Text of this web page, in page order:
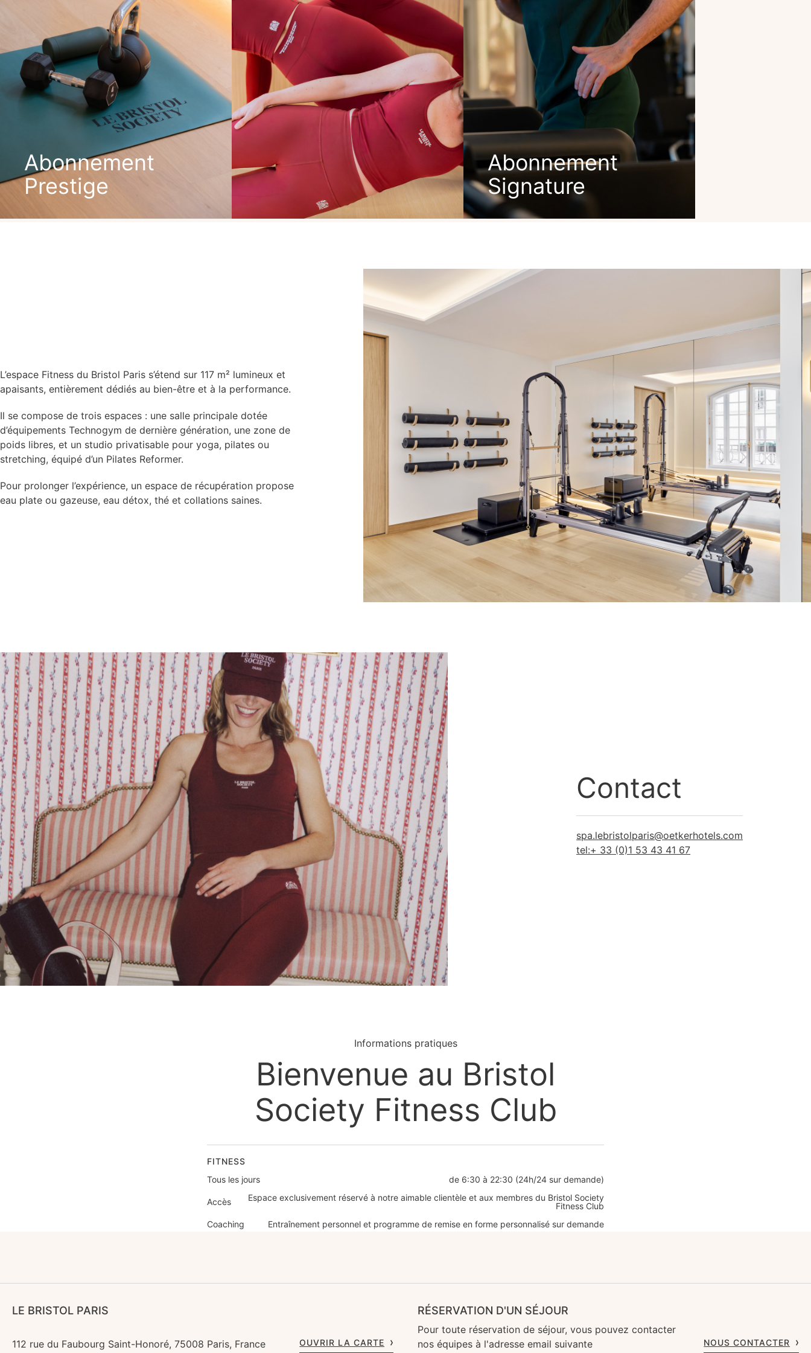
Abonnement
Prestige
Abonnement
Signature
DÉCOUVRIR
L’espace Fitness du Bristol Paris s’étend sur 117 m² lumineux et
apaisants, entièrement dédiés au bien-être et à la performance.
Il se compose de trois espaces : une salle principale dotée
d’équipements Technogym de dernière génération, une zone de
poids libres, et un studio privatisable pour yoga, pilates ou
stretching, équipé d’un Pilates Reformer.
Pour prolonger l’expérience, un espace de récupération propose
eau plate ou gazeuse, eau détox, thé et collations saines.
Contact
spa.lebristolparis@oetkerhotels.com
tel:+ 33 (0)1 53 43 41 67
Informations pratiques
Bienvenue au Bristol
Society Fitness Club
FITNESS
Tous les jours
de 6:30 à 22:30 (24h/24 sur demande)
Accès
Espace exclusivement réservé à notre aimable clientèle et aux membres du Bristol Society
Fitness Club
Coaching
Entraînement personnel et programme de remise en forme personnalisé sur demande
LE BRISTOL PARIS
112 rue du Faubourg Saint-Honoré, 75008 Paris, France
OUVRIR LA CARTE
RÉSERVATION D'UN SÉJOUR
Pour toute réservation de séjour, vous pouvez contacter
nos équipes à l'adresse email suivante
NOUS CONTACTER